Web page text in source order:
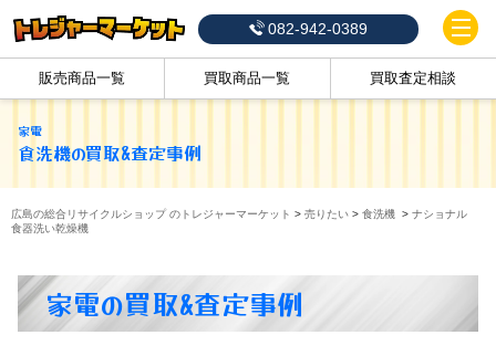
082-942-0389
販売商品一覧 買取商品一覧 買取査定相談
家電
食洗機の買取&査定事例
広島の総合リサイクルショップ のトレジャーマーケット > 売りたい > 食洗機 > ナショナル
食器洗い乾燥機
家電の買取&査定事例